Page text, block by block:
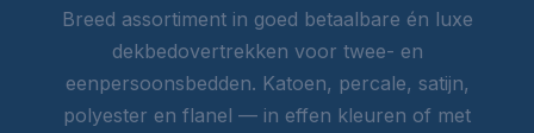
Breed assortiment in goed betaalbare én luxe
dekbedovertrekken voor twee- en
eenpersoonsbedden. Katoen, percale, satijn,
polyester en flanel — in effen kleuren of met